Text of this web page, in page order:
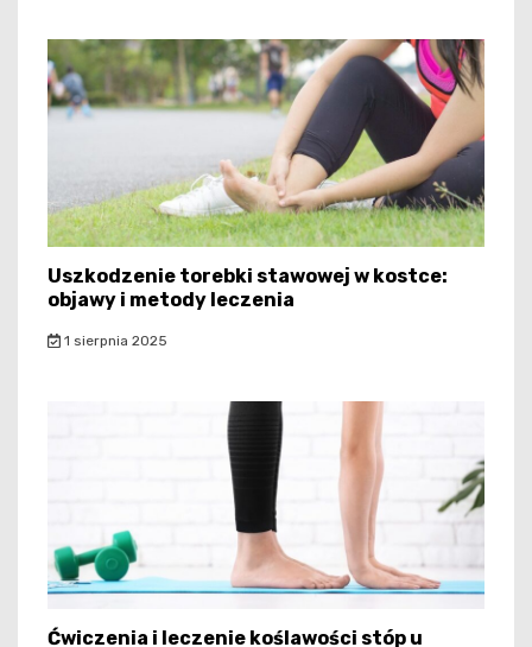
Uszkodzenie torebki stawowej w kostce:
objawy i metody leczenia
1 sierpnia 2025
Ćwiczenia i leczenie koślawości stóp u